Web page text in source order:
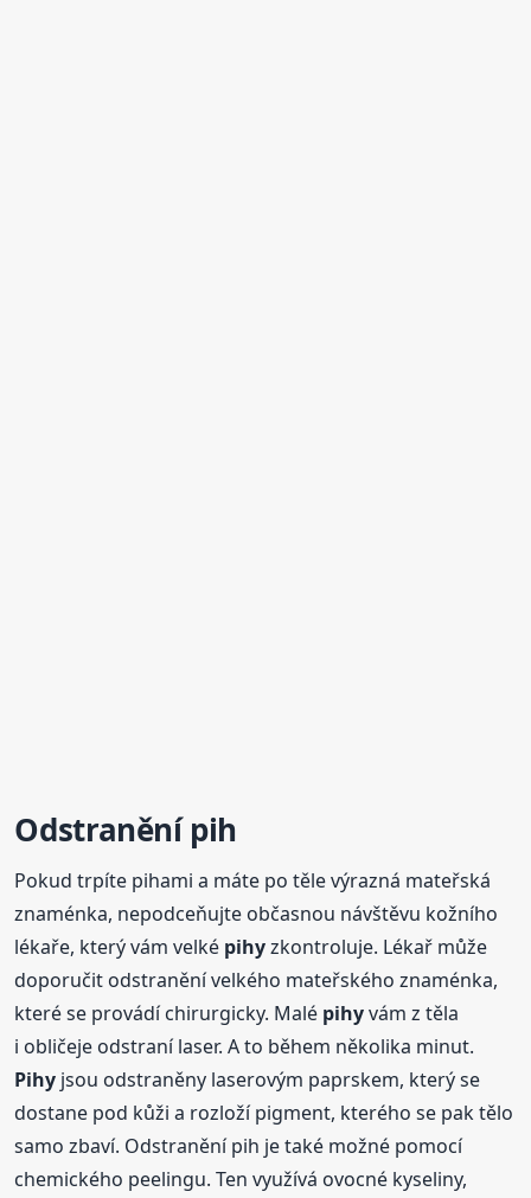
Odstranění pih
Pokud trpíte pihami a máte po těle výrazná mateřská
znaménka, nepodceňujte občasnou návštěvu kožního
lékaře, který vám velké pihyzkontroluje. Lékař může
doporučit odstranění velkého mateřského znaménka,
které se provádí chirurgicky. Malé pihyvám z těla
i obličeje odstraní laser. A to během několika minut.
Pihy jsou odstraněny laserovým paprskem, který se
dostane pod kůži a rozloží pigment, kterého se pak tělo
samo zbaví. Odstranění pih je také možné pomocí
chemického peelingu. Ten využívá ovocné kyseliny,